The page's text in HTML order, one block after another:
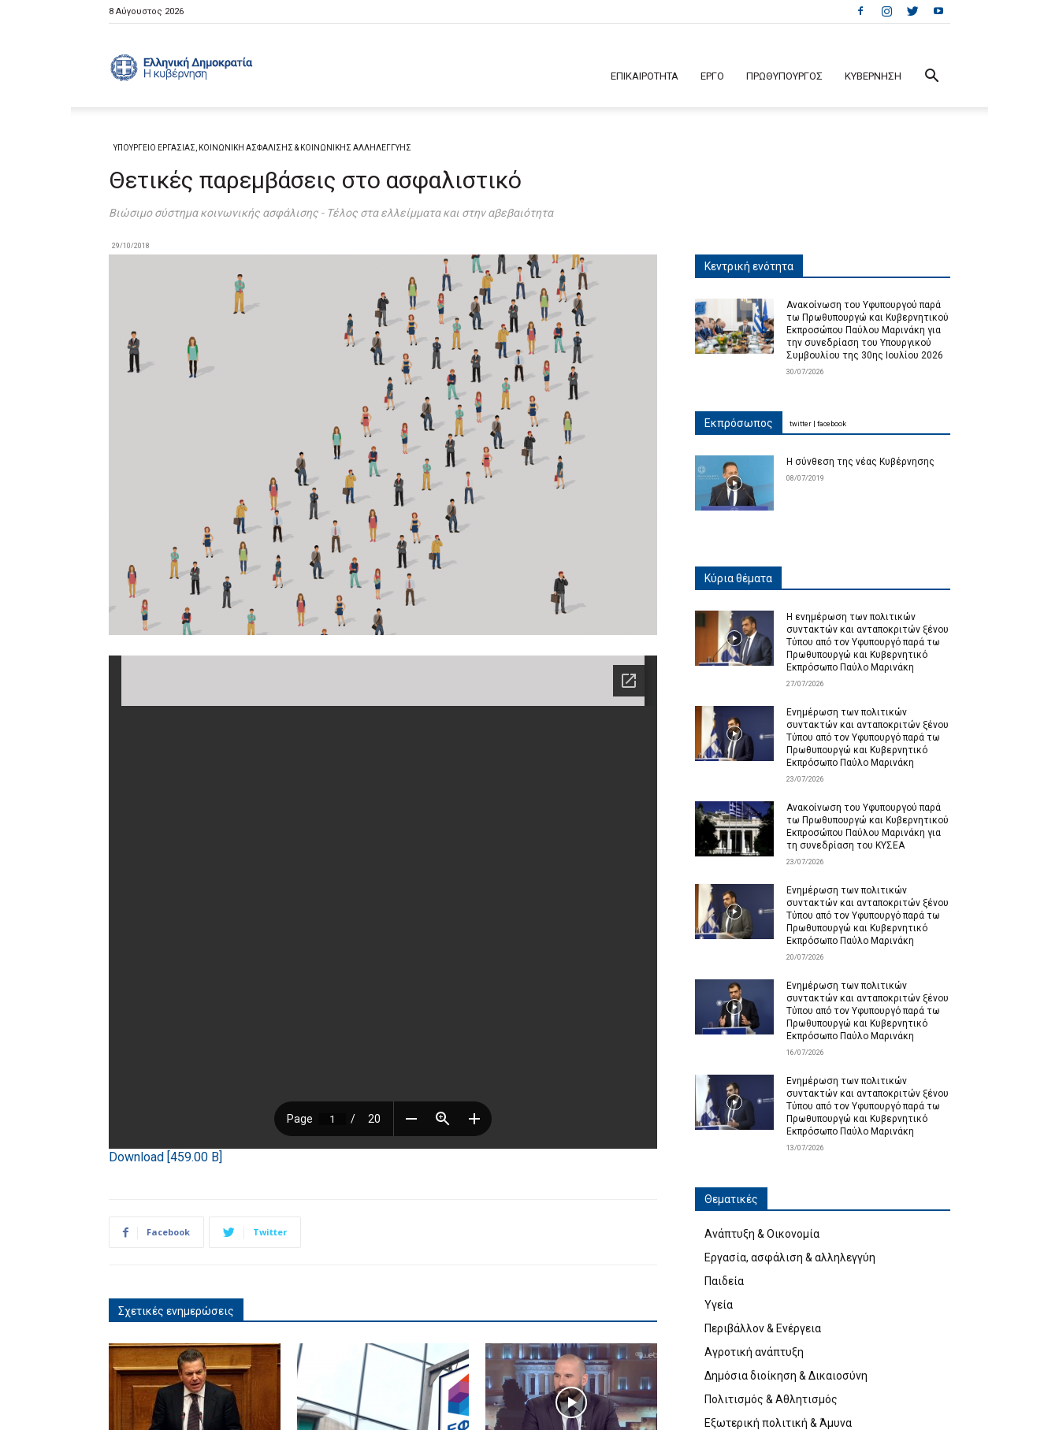
8 Αύγουστος 2026
Κυβέρνηση
ΕΠΙΚΑΙΡΟΤΗΤΑ ΕΡΓΟ ΠΡΩΘΥΠΟΥΡΓΟΣ ΚΥΒΕΡΝΗΣΗ
ΥΠΟΥΡΓΕΙΟ ΕΡΓΑΣΙΑΣ, ΚΟΙΝΩΝΙΚΗ ΑΣΦΑΛΙΣΗΣ & ΚΟΙΝΩΝΙΚΗΣ ΑΛΛΗΛΕΓΓΥΗΣ
Θετικές παρεμβάσεις στο ασφαλιστικό
Βιώσιμο σύστημα κοινωνικής ασφάλισης - Τέλος στα ελλείμματα και στην αβεβαιότητα
29/10/2018
Download [459.00 B]
Facebook Twitter
Σχετικές ενημερώσεις
Κεντρική ενότητα
Ανακοίνωση του Υφυπουργού παρά
τω Πρωθυπουργώ και Κυβερνητικού
Εκπροσώπου Παύλου Μαρινάκη για
την συνεδρίαση του Υπουργικού
Συμβουλίου της 30ης Ιουλίου 2026
30/07/2026
Εκπρόσωπος
Η σύνθεση της νέας Κυβέρνησης
08/07/2019
twitter facebook
Κύρια θέματα
Η ενημέρωση των πολιτικών
συντακτών και ανταποκριτών ξένου
Τύπου από τον Υφυπουργό παρά τω
Πρωθυπουργώ και Κυβερνητικό
Εκπρόσωπο Παύλο Μαρινάκη
27/07/2026
Ενημέρωση των πολιτικών
συντακτών και ανταποκριτών ξένου
Τύπου από τον Υφυπουργό παρά τω
Πρωθυπουργώ και Κυβερνητικό
Εκπρόσωπο Παύλο Μαρινάκη
23/07/2026
Ανακοίνωση του Υφυπουργού παρά
τω Πρωθυπουργώ και Κυβερνητικού
Εκπροσώπου Παύλου Μαρινάκη για
τη συνεδρίαση του ΚΥΣΕΑ
23/07/2026
Ενημέρωση των πολιτικών
συντακτών και ανταποκριτών ξένου
Τύπου από τον Υφυπουργό παρά τω
Πρωθυπουργώ και Κυβερνητικό
Εκπρόσωπο Παύλο Μαρινάκη
20/07/2026
Ενημέρωση των πολιτικών
συντακτών και ανταποκριτών ξένου
Τύπου από τον Υφυπουργό παρά τω
Πρωθυπουργώ και Κυβερνητικό
Εκπρόσωπο Παύλο Μαρινάκη
16/07/2026
Ενημέρωση των πολιτικών
συντακτών και ανταποκριτών ξένου
Τύπου από τον Υφυπουργό παρά τω
Πρωθυπουργώ και Κυβερνητικό
Εκπρόσωπο Παύλο Μαρινάκη
13/07/2026
Θεματικές
Ανάπτυξη & Οικονομία
Εργασία, ασφάλιση & αλληλεγγύη
Παιδεία
Υγεία
Περιβάλλον & Ενέργεια
Αγροτική ανάπτυξη
Δημόσια διοίκηση & Δικαιοσύνη
Πολιτισμός & Αθλητισμός
Εξωτερική πολιτική & Άμυνα